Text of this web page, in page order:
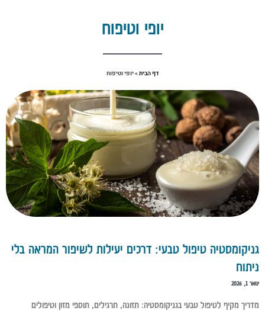
יופי וטיפוח
דף הבית»יופי וטיפוח
גניקומסטיה טיפול טבעי: דרכים יעילות לשיפור המראה בלי
ניתוח
ינואר 1, 2026
מדריך מקיף לטיפול טבעי בגניקומסטיה: תזונה, תרגילים, תוספי מזון וטיפולים